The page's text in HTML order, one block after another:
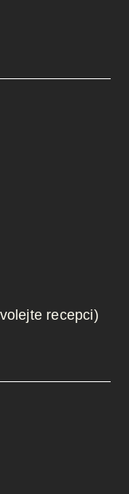
recepci)